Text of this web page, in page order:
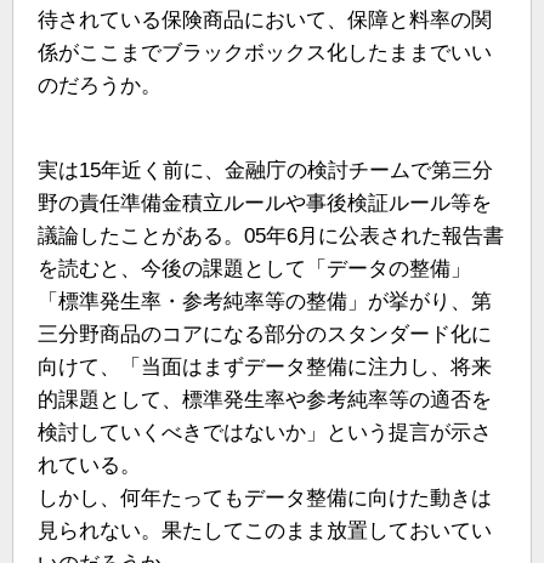
待されている保険商品において、保障と料率の関
係がここまでブラックボックス化したままでいい
のだろうか。
実は15年近く前に、金融庁の検討チームで第三分
野の責任準備金積立ルールや事後検証ルール等を
議論したことがある。05年6月に公表された報告書
を読むと、今後の課題として「データの整備」
「標準発生率・参考純率等の整備」が挙がり、第
三分野商品のコアになる部分のスタンダード化に
向けて、「当面はまずデータ整備に注力し、将来
的課題として、標準発生率や参考純率等の適否を
検討していくべきではないか」という提言が示さ
れている。
しかし、何年たってもデータ整備に向けた動きは
見られない。果たしてこのまま放置しておいてい